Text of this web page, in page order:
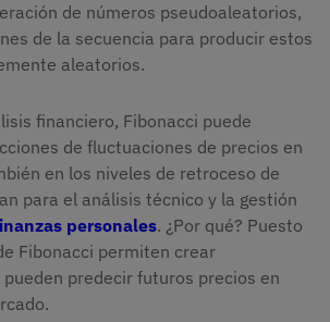
de números pseudoaleatorios,
de la secuencia para producir estos
aleatorios.
financiero, Fibonacci puede
de fluctuaciones de precios en
en los niveles de retroceso de
para el análisis técnico y la gestión
personales. ¿Por qué? Puesto
Fibonacci permiten crear
predecir futuros precios en